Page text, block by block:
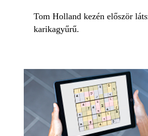
Tom Holland kezén először
karikagyűrű.